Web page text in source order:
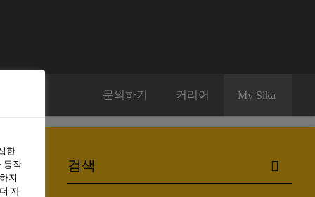
문의하기 커리어 My Sika
한
동작
지
자